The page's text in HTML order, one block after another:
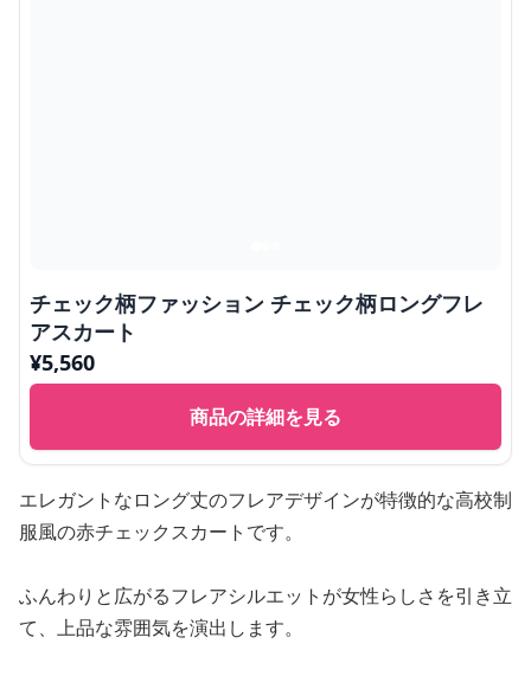
チェック柄ファッション チェック柄ロングフレ
アスカート
¥5,560
商品の詳細を見る
エレガントなロング丈のフレアデザインが特徴的な高校制
服風の赤チェックスカートです。
ふんわりと広がるフレアシルエットが女性らしさを引き立
て、上品な雰囲気を演出します。